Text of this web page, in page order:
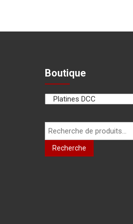
Boutique
Recherche
pour :
Recherche